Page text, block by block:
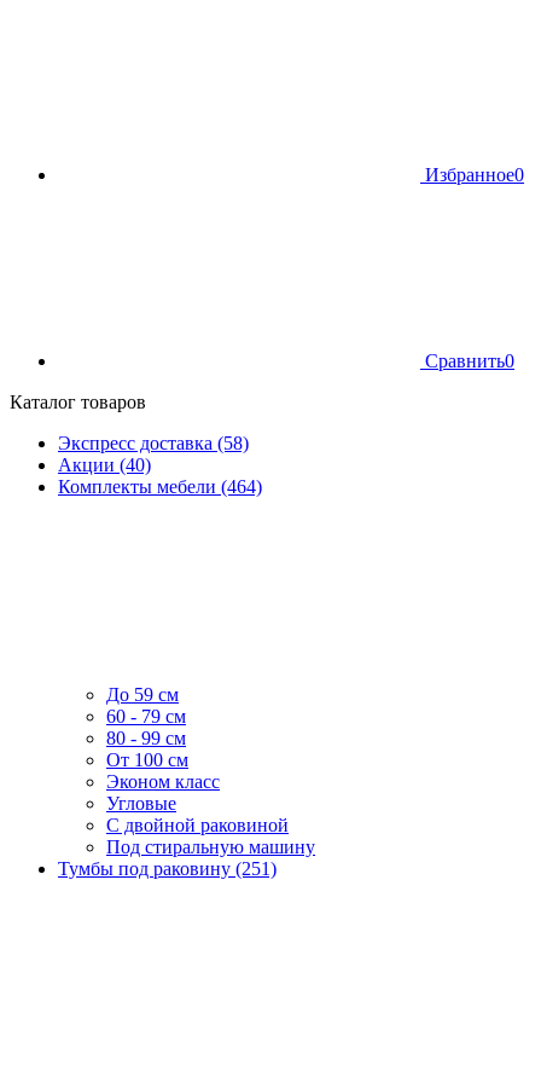
Избранное0
Сравнить0
Каталог товаров
Экспресс доставка (58)
Акции (40)
Комплекты мебели (464)
До 59 см
60 - 79 см
80 - 99 см
От 100 см
Эконом класс
Угловые
С двойной раковиной
Под стиральную машину
Тумбы под раковину (251)